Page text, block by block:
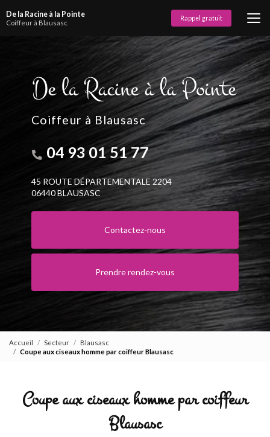
au
contenu
De la Racine à la Pointe
Coiffeur à Blausasc
Rappel gratuit
Coiffeur à Blausasc
04 93 01 51 77
45 ROUTE DÉPARTEMENTALE 2204
06440 BLAUSASC
Contactez-nous
Prendre rendez-vous
Accueil Secteur
Blausasc
Coupe aux ciseaux homme par coiffeur Blausasc
Coupe aux ciseaux homme par coiffeur
Blausasc